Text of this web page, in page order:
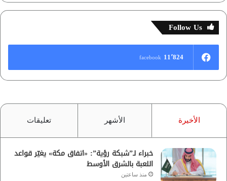
Follow Us
11٬824 facebook
الأخيرة الأشهر تعليقات
خبراء لـ”شبكة رؤية”: «اتفاق مكة» يغيّر قواعد
اللعبة بالشرق الأوسط
منذ ساعتين